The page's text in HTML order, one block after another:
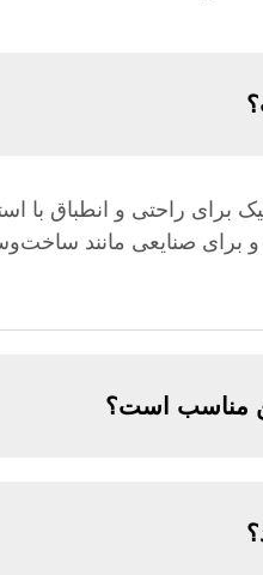
صنایعی مانند
مناسب است؟